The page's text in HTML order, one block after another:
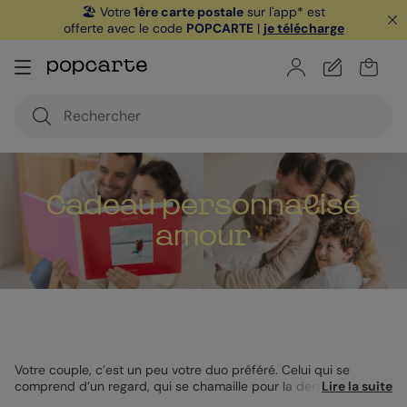
🏖️ Votre1ère carte postale sur l'app* est
offerte avec le code POPCARTE| je télécharge
Cadeau personnalisé
amour
Votre couple, c’est un peu votre duo préféré. Celui qui se
comprend d’un regard, qui se chamaille pour la dernière part
Lire la suite